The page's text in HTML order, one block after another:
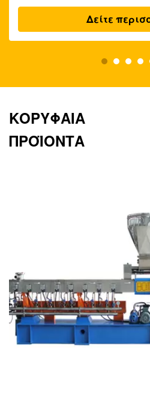
Δείτε περισσότερα
ΚΟΡΥΦΑΙΑ
ΠΡΟΪΟΝΤΑ